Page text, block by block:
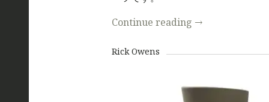
Continue reading →
Rick Owens